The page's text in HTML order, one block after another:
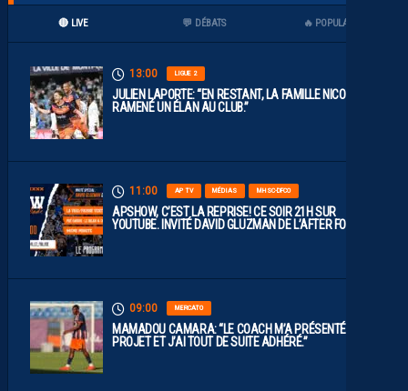
🔴 LIVE 💬 DÉBATS 🔥 POPULAIRES
13:00 LIGUE 2
JULIEN LAPORTE: “EN RESTANT, LA FAMILLE NICOLLIN A
RAMENÉ UN ÉLAN AU CLUB.”
11:00 AP TV MÉDIAS MHSC-DFCO
APSHOW, C’EST LA REPRISE! CE SOIR 21H SUR
YOUTUBE. INVITÉ DAVID GLUZMAN DE L’AFTER FOOT.
09:00 MERCATO
MAMADOU CAMARA: “LE COACH M’A PRÉSENTÉ LE
PROJET ET J’AI TOUT DE SUITE ADHÉRÉ.”